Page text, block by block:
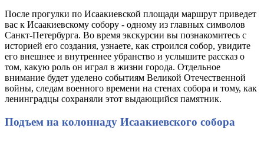
После прогулки по Исаакиевской площади маршрут приведет
вас к Исаакиевскому собору - одному из главных символов
Санкт-Петербурга. Во время экскурсии вы познакомитесь с
историей его создания, узнаете, как строился собор, увидите
его внешнее и внутреннее убранство и услышите рассказ о
том, какую роль он играл в жизни города. Отдельное
внимание будет уделено событиям Великой Отечественной
войны, следам военного времени на стенах собора и тому, как
ленинградцы сохраняли этот выдающийся памятник.
Подъем на колоннаду Исаакиевского собора